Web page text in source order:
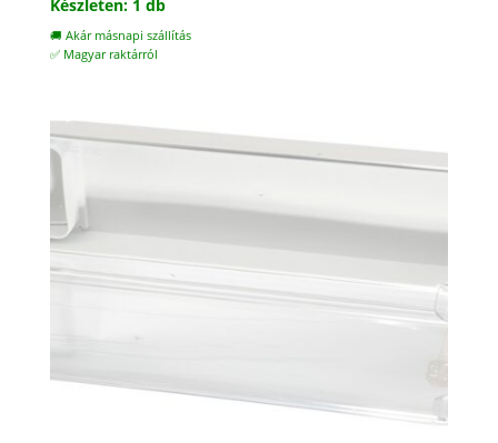
Készleten: 1 db
🚚 Akár másnapi szállítás
✅ Magyar raktárról